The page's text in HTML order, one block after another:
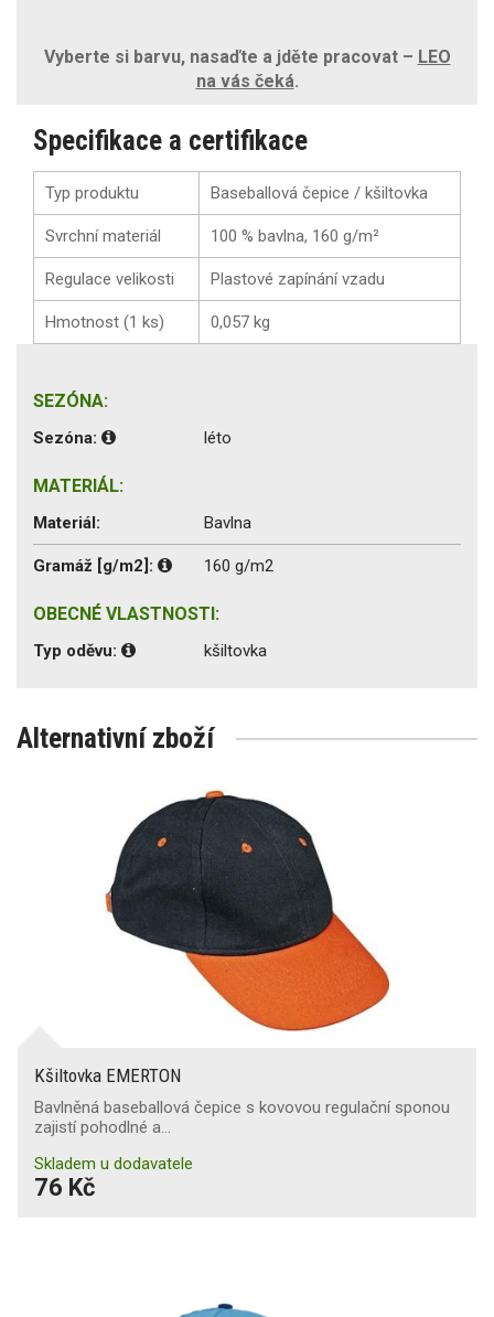
Vyberte si barvu, nasaďte a jděte pracovat – LEO
na vás čeká.
Specifikace a certifikace
Typ produktu Baseballová čepice / kšiltovka
Svrchní materiál 100 % bavlna, 160 g/m²
Regulace velikosti Plastové zapínání vzadu
Hmotnost (1 ks) 0,057 kg
SEZÓNA:
Sezóna: léto
MATERIÁL:
Materiál: Bavlna
Gramáž [g/m2]: 160 g/m2
OBECNÉ VLASTNOSTI:
Typ oděvu: kšiltovka
Alternativní zboží
Kšiltovka EMERTON
Bavlněná baseballová čepice s kovovou regulační sponou
zajistí pohodlné a…
Skladem u dodavatele
76 Kč